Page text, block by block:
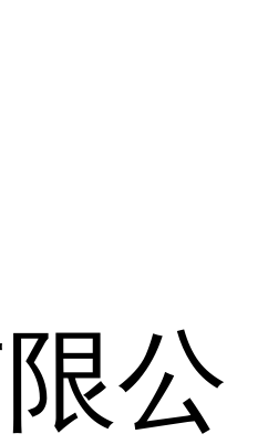
公